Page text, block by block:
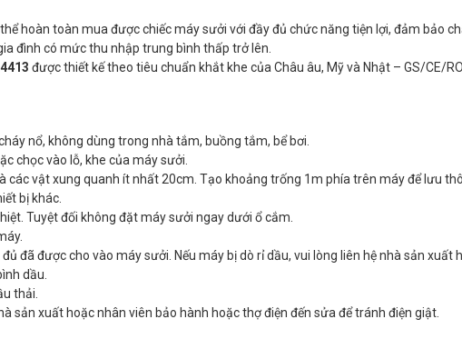
hoàn toàn mua được chiếc máy sưởi với đầy đủ chức năng tiện lợi, đảm bảo
đình có mức thu nhập trung bình thấp trở lên.
được thiết kế theo tiêu chuẩn khắt khe của Châu âu, Mỹ và Nhật – GS/CE/
nổ, không dùng trong nhà tắm, buồng tắm, bể bơi.
chọc vào lỗ, khe của máy sưởi.
các vật xung quanh ít nhất 20cm. Tạo khoảng trống 1m phía trên máy để lưu
bị khác.
Tuyệt đối không đặt máy sưởi ngay dưới ổ cắm.
đã được cho vào máy sưởi. Nếu máy bị dò rỉ dầu, vui lòng liên hệ nhà sản xuất
dầu.
thải.
sản xuất hoặc nhân viên bảo hành hoặc thợ điện đến sửa để tránh điện giật.